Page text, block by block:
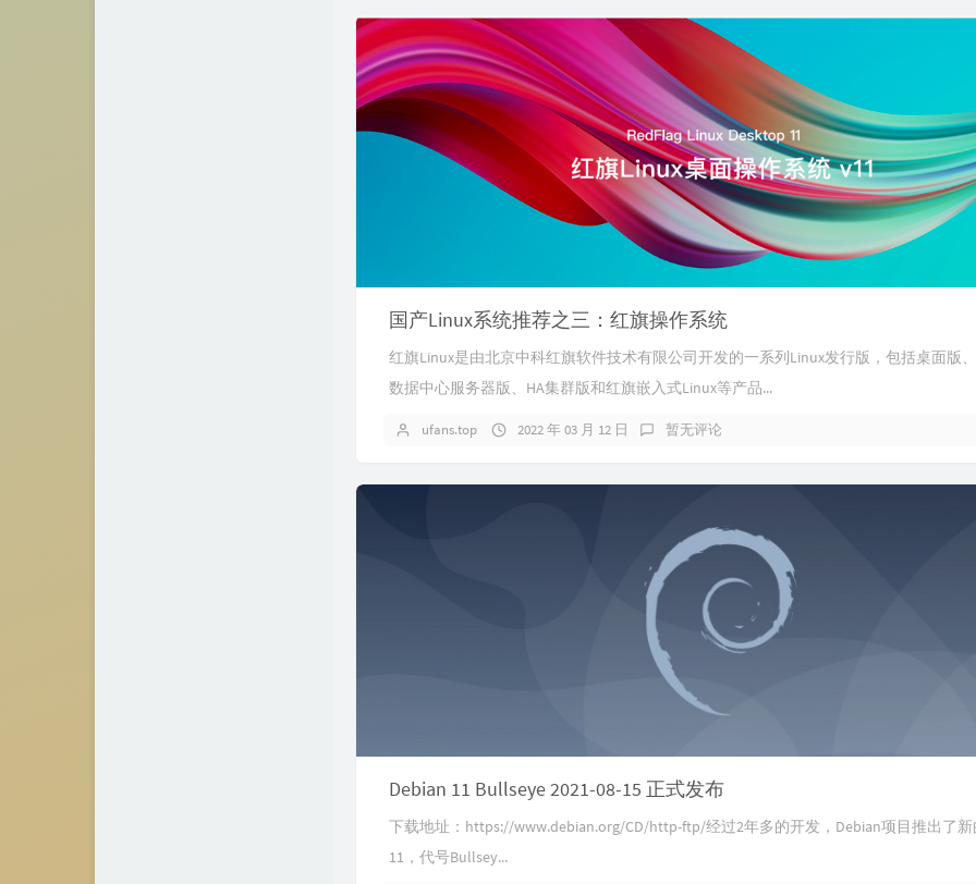
国产Linux系统推荐之三：红旗操作系统
红旗Linux是由北京中科红旗软件技术有限公司开发的一系列Linux发行版，包括桌面版
数据中心服务器版、HA集群版和红旗嵌入式Linux等产品...
ufans.top 2022 年 03 月 12 日 暂无评论
Debian 11 Bullseye 2021-08-15 正式发布
下载地址：https://www.debian.org/CD/http-ftp/经过2年多的开发，Debian项目推出了
11，代号Bullsey...